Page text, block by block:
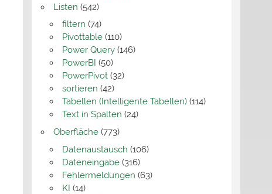
Listen (542)
filtern (74)
Pivottable (110)
Power Query (146)
PowerBI (50)
PowerPivot (32)
sortieren (42)
Tabellen (Intelligente Tabellen) (114)
Text in Spalten (24)
Oberfläche(773)
Datenaustausch (106)
Dateneingabe (316)
Fehlermeldungen (63)
KI (14)